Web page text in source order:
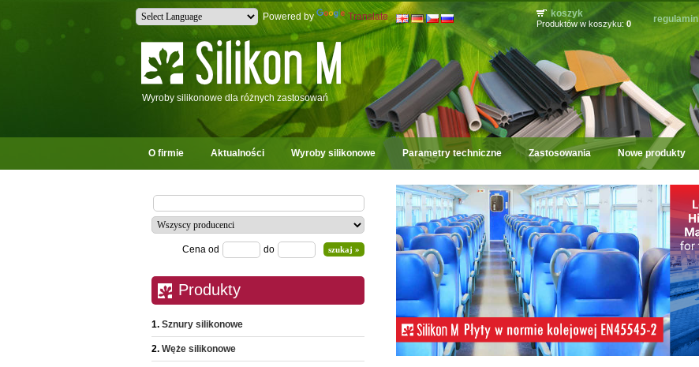
Powered by Translate koszyk
Produktów w koszyku: 0 regulamin
Wyroby silikonowe dla różnych zastosowań
O firmie Aktualności Wyroby silikonowe Parametry techniczne Zastosowania Nowe produkty
Cena od do
Produkty
Sznury silikonowe
Węże silikonowe